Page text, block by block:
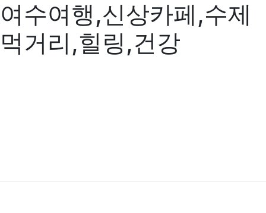
여수여행,신상카페,수제
먹거리,힐링,건강